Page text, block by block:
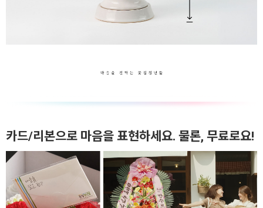
카드/리본으로 마음을 표현하세요. 물론, 무료로요!